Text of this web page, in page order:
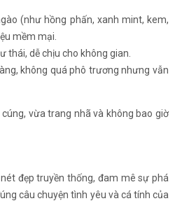
(như hồng phấn, xanh mint, kem,
mềm mại.
thái, dễ chịu cho không gian.
không quá phô trương nhưng vẫn
vừa trang nhã và không bao giờ
đẹp truyền thống, đam mê sự phá
câu chuyện tình yêu và cá tính của